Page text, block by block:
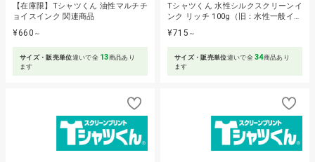
【在庫限】Tシャツくん 油性マルチチ
ョイスインク 関連商品
¥660 ～
サイズ・販売単位違いで全 13商品あり
ます
Tシャツくん 水性シルクスクリーンイ
ンク リッチ 100g（旧：水性一般イ…
¥715 ～
サイズ・販売単位違いで全34商品あり
ます